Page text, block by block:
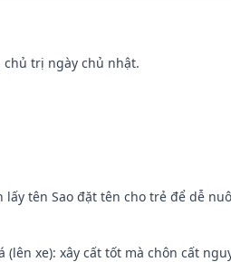
chủ trị ngày chủ nhật.
tên Sao đặt tên cho trẻ để dễ
xe): xây cất tốt mà chôn cất